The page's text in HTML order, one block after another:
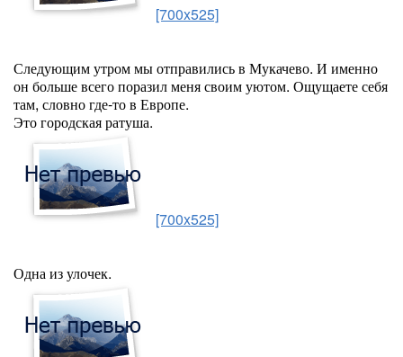
[700x525]
Следующим утром мы отправились в Мукачево. И именно
он больше всего поразил меня своим уютом. Ощущаете себя
там, словно где-то в Европе.
Это городская ратуша.
[700x525]
Одна из улочек.